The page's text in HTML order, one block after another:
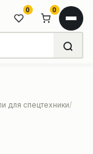
0 0
для спецтехники